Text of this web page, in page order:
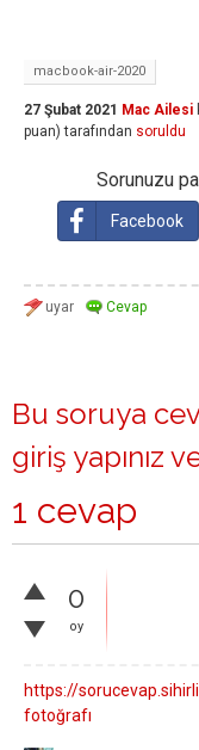
macbook-air-2020
27 Şubat 2021 Mac Ailesi
puan) tarafından soruldu
Sorunuzu
Facebook
Bu soruya
giriş yapınız
1 cevap
0
oy
https://
fotoğrafı